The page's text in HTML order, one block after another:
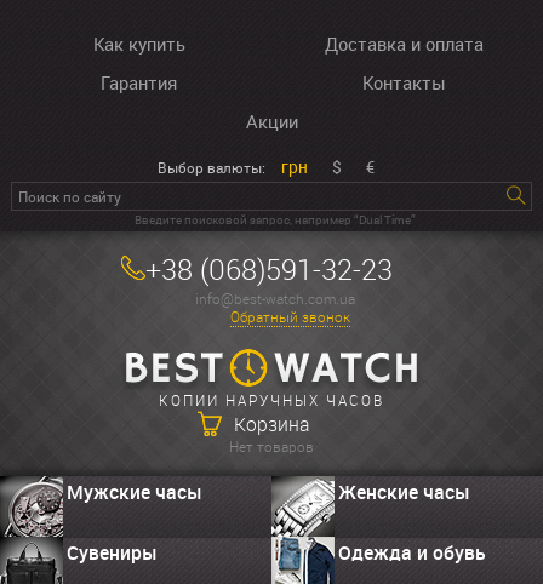
Как купить
Доставка и оплата
Гарантия
Контакты
Акции
Выбор валюты: грн $ €
Введите поисковой запрос, например “Dual Time”
+38 (068)591-32-23
info@best-watch.com.ua
Обратный звонок
КОПИИ НАРУЧНЫХ ЧАСОВ
Корзина
Нет товаров
Мужские часы Женские часы
Сувениры Одежда и обувь